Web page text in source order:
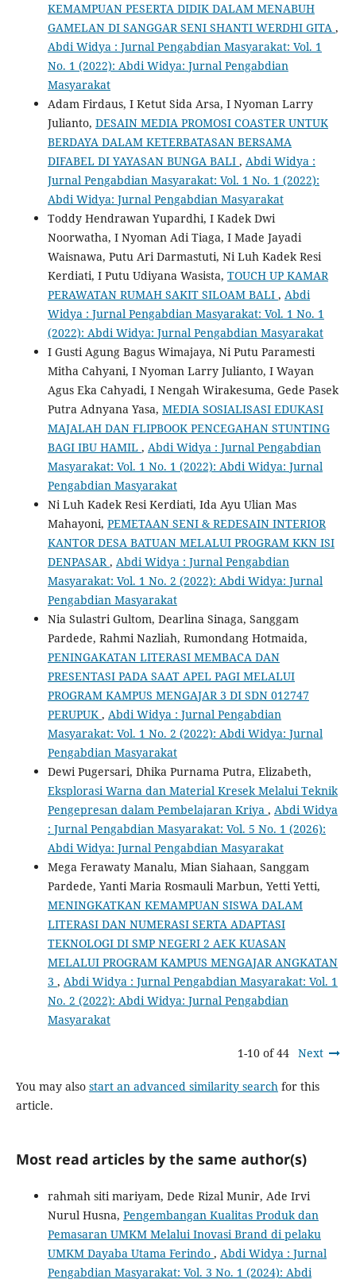
KEMAMPUAN PESERTA DIDIK DALAM MENABUH
GAMELAN DI SANGGAR SENI SHANTI WERDHI GITA ,
Abdi Widya : Jurnal Pengabdian Masyarakat: Vol. 1
No. 1 (2022): Abdi Widya: Jurnal Pengabdian
Masyarakat
Adam Firdaus, I Ketut Sida Arsa, I Nyoman Larry
Julianto, DESAIN MEDIA PROMOSI COASTER UNTUK
BERDAYA DALAM KETERBATASAN BERSAMA
DIFABEL DI YAYASAN BUNGA BALI , Abdi Widya :
Jurnal Pengabdian Masyarakat: Vol. 1 No. 1 (2022):
Abdi Widya: Jurnal Pengabdian Masyarakat
Toddy Hendrawan Yupardhi, I Kadek Dwi
Noorwatha, I Nyoman Adi Tiaga, I Made Jayadi
Waisnawa, Putu Ari Darmastuti, Ni Luh Kadek Resi
Kerdiati, I Putu Udiyana Wasista, TOUCH UP KAMAR
PERAWATAN RUMAH SAKIT SILOAM BALI , Abdi
Widya : Jurnal Pengabdian Masyarakat: Vol. 1 No. 1
(2022): Abdi Widya: Jurnal Pengabdian Masyarakat
I Gusti Agung Bagus Wimajaya, Ni Putu Paramesti
Mitha Cahyani, I Nyoman Larry Julianto, I Wayan
Agus Eka Cahyadi, I Nengah Wirakesuma, Gede Pasek
Putra Adnyana Yasa, MEDIA SOSIALISASI EDUKASI
MAJALAH DAN FLIPBOOK PENCEGAHAN STUNTING
BAGI IBU HAMIL , Abdi Widya : Jurnal Pengabdian
Masyarakat: Vol. 1 No. 1 (2022): Abdi Widya: Jurnal
Pengabdian Masyarakat
Ni Luh Kadek Resi Kerdiati, Ida Ayu Ulian Mas
Mahayoni, PEMETAAN SENI & REDESAIN INTERIOR
KANTOR DESA BATUAN MELALUI PROGRAM KKN ISI
DENPASAR, Abdi Widya : Jurnal Pengabdian
Masyarakat: Vol. 1 No. 2 (2022): Abdi Widya: Jurnal
Pengabdian Masyarakat
Nia Sulastri Gultom, Dearlina Sinaga, Sanggam
Pardede, Rahmi Nazliah, Rumondang Hotmaida,
PENINGAKATAN LITERASI MEMBACA DAN
PRESENTASI PADA SAAT APEL PAGI MELALUI
PROGRAM KAMPUS MENGAJAR 3 DI SDN 012747
PERUPUK , Abdi Widya : Jurnal Pengabdian
Masyarakat: Vol. 1 No. 2 (2022): Abdi Widya: Jurnal
Pengabdian Masyarakat
Dewi Pugersari, Dhika Purnama Putra, Elizabeth,
Eksplorasi Warna dan Material Kresek Melalui Teknik
Pengepresan dalam Pembelajaran Kriya , Abdi Widya
: Jurnal Pengabdian Masyarakat: Vol. 5 No. 1 (2026):
Abdi Widya: Jurnal Pengabdian Masyarakat
Mega Ferawaty Manalu, Mian Siahaan, Sanggam
Pardede, Yanti Maria Rosmauli Marbun, Yetti Yetti,
MENINGKATKAN KEMAMPUAN SISWA DALAM
LITERASI DAN NUMERASI SERTA ADAPTASI
TEKNOLOGI DI SMP NEGERI 2 AEK KUASAN
MELALUI PROGRAM KAMPUS MENGAJAR ANGKATAN
3 , Abdi Widya : Jurnal Pengabdian Masyarakat: Vol. 1
No. 2 (2022): Abdi Widya: Jurnal Pengabdian
Masyarakat
1-10 of 44 Next
You may also start an advanced similarity searchfor this
article.
Most read articles by the same author(s)
rahmah siti mariyam, Dede Rizal Munir, Ade Irvi
Nurul Husna, Pengembangan Kualitas Produk dan
Pemasaran UMKM Melalui Inovasi Brand di pelaku
UMKM Dayaba Utama Ferindo , Abdi Widya : Jurnal
Pengabdian Masyarakat: Vol. 3 No. 1 (2024): Abdi